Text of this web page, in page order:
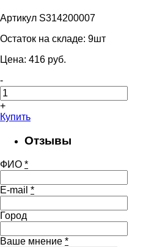
Артикул S314200007
Остаток на складе: 9шт
Цена: 416 pуб.
-
+
Купить
Отзывы
ФИО *
E-mail *
Город
Ваше мнение *